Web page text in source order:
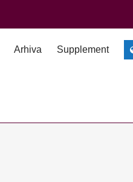
Arhiva Supplement